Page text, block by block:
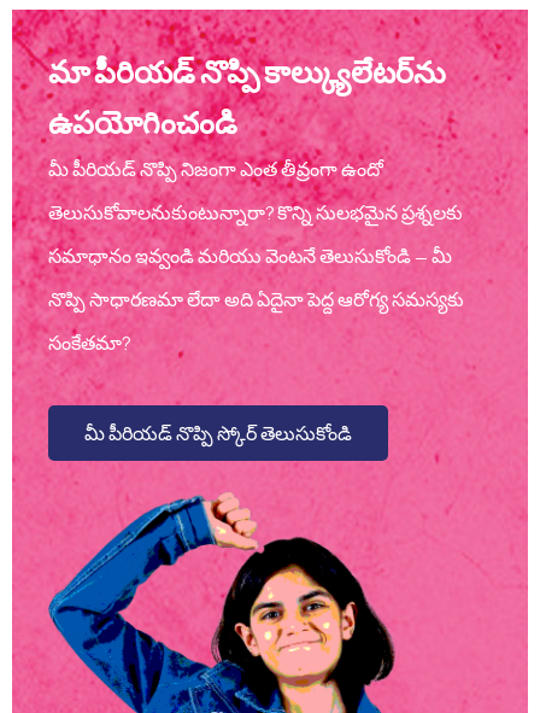
మా పీరియడ్ నొప్పి కాల్క్యులేటర్‌ను
ఉపయోగించండి
మీ పీరియడ్ నొప్పి నిజంగా ఎంత తీవ్రంగా ఉందో
తెలుసుకోవాలనుకుంటున్నారా? కొన్ని సులభమైన ప్రశ్నలకు
సమాధానం ఇవ్వండి మరియు వెంటనే తెలుసుకోండి — మీ
నొప్పి సాధారణమా లేదా అది ఏదైనా పెద్ద ఆరోగ్య సమస్యకు
సంకేతమా?
మీ పీరియడ్ నొప్పి స్కోర్ తెలుసుకోండి